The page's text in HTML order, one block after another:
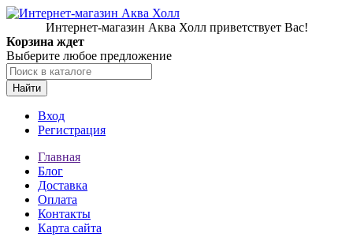
Интернет-магазин Аква Холл приветствует Вас!
Корзина ждет
Выберите любое предложение
Найти
Вход
Регистрация
Главная
Блог
Доставка
Оплата
Контакты
Карта сайта